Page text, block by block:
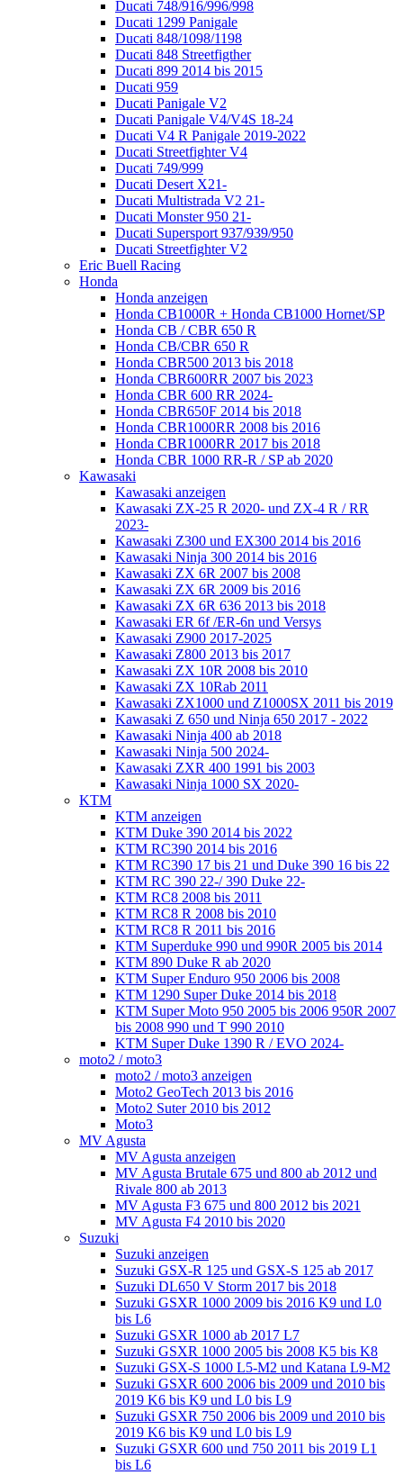
Ducati 748/916/996/998
Ducati 1299 Panigale
Ducati 848/1098/1198
Ducati 848 Streetfigther
Ducati 899 2014 bis 2015
Ducati 959
Ducati Panigale V2
Ducati Panigale V4/V4S 18-24
Ducati V4 R Panigale 2019-2022
Ducati Streetfighter V4
Ducati 749/999
Ducati Desert X21-
Ducati Multistrada V2 21-
Ducati Monster 950 21-
Ducati Supersport 937/939/950
Ducati Streetfighter V2
Eric Buell Racing
Honda
Honda anzeigen
Honda CB1000R + Honda CB1000 Hornet/SP
Honda CB / CBR 650 R
Honda CB/CBR 650 R
Honda CBR500 2013 bis 2018
Honda CBR600RR 2007 bis 2023
Honda CBR 600 RR 2024-
Honda CBR650F 2014 bis 2018
Honda CBR1000RR 2008 bis 2016
Honda CBR1000RR 2017 bis 2018
Honda CBR 1000 RR-R / SP ab 2020
Kawasaki
Kawasaki anzeigen
Kawasaki ZX-25 R 2020- und ZX-4 R / RR
2023-
Kawasaki Z300 und EX300 2014 bis 2016
Kawasaki Ninja 300 2014 bis 2016
Kawasaki ZX 6R 2007 bis 2008
Kawasaki ZX 6R 2009 bis 2016
Kawasaki ZX 6R 636 2013 bis 2018
Kawasaki ER 6f /ER-6n und Versys
Kawasaki Z900 2017-2025
Kawasaki Z800 2013 bis 2017
Kawasaki ZX 10R 2008 bis 2010
Kawasaki ZX 10Rab 2011
Kawasaki ZX1000 und Z1000SX 2011 bis 2019
Kawasaki Z 650 und Ninja 650 2017 - 2022
Kawasaki Ninja 400 ab 2018
Kawasaki Ninja 500 2024-
Kawasaki ZXR 400 1991 bis 2003
Kawasaki Ninja 1000 SX 2020-
KTM
KTM anzeigen
KTM Duke 390 2014 bis 2022
KTM RC390 2014 bis 2016
KTM RC390 17 bis 21 und Duke 390 16 bis 22
KTM RC 390 22-/ 390 Duke 22-
KTM RC8 2008 bis 2011
KTM RC8 R 2008 bis 2010
KTM RC8 R 2011 bis 2016
KTM Superduke 990 und 990R 2005 bis 2014
KTM 890 Duke R ab 2020
KTM Super Enduro 950 2006 bis 2008
KTM 1290 Super Duke 2014 bis 2018
KTM Super Moto 950 2005 bis 2006 950R 2007
bis 2008 990 und T 990 2010
KTM Super Duke 1390 R / EVO 2024-
moto2 / moto3
moto2 / moto3 anzeigen
Moto2 GeoTech 2013 bis 2016
Moto2 Suter 2010 bis 2012
Moto3
MV Agusta
MV Agusta anzeigen
MV Agusta Brutale 675 und 800 ab 2012 und
Rivale 800 ab 2013
MV Agusta F3 675 und 800 2012 bis 2021
MV Agusta F4 2010 bis 2020
Suzuki
Suzuki anzeigen
Suzuki GSX-R 125 und GSX-S 125 ab 2017
Suzuki DL650 V Storm 2017 bis 2018
Suzuki GSXR 1000 2009 bis 2016 K9 und L0
bis L6
Suzuki GSXR 1000 ab 2017 L7
Suzuki GSXR 1000 2005 bis 2008 K5 bis K8
Suzuki GSX-S 1000 L5-M2 und Katana L9-M2
Suzuki GSXR 600 2006 bis 2009 und 2010 bis
2019 K6 bis K9 und L0 bis L9
Suzuki GSXR 750 2006 bis 2009 und 2010 bis
2019 K6 bis K9 und L0 bis L9
Suzuki GSXR 600 und 750 2011 bis 2019 L1
bis L6